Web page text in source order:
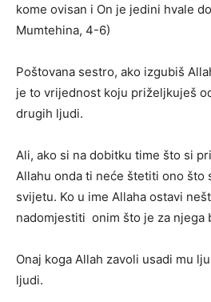
kome ovisan i On je jedini hvale
Mumtehina, 4-6)
Poštovana sestro, ako izgubiš
je to vrijednost koju priželjkuješ
drugih ljudi.
Ali, ako si na dobitku time što si
Allahu onda ti neće štetiti ono što
svijetu. Ko u ime Allaha ostavi
nadomjestiti onim što je za njega
Onaj koga Allah zavoli usadi mu
ljudi.